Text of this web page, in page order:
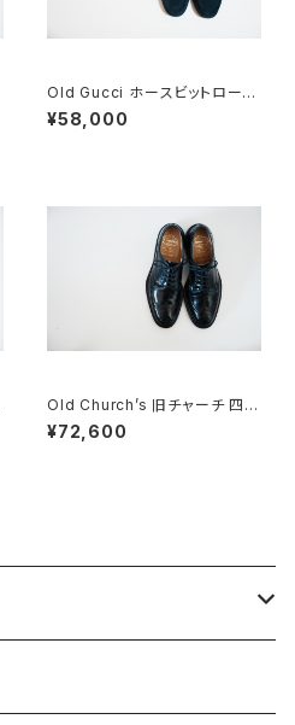
Old Gucci ホースビットローフ
ァー 36C Navy Suede
¥58,000
Old Church’s 旧チャーチ 四都
市 Grafton グラフトン 70F
¥72,600